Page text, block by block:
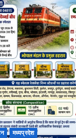
मध्यप्रदेश